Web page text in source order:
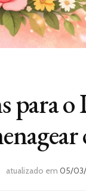
para
atualizado em 05/